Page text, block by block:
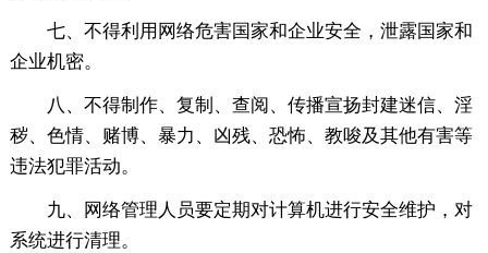
七、不得利用网络危害国家和企业安全，泄露国家和
企业机密。
八、不得制作、复制、查阅、传播宣扬封建迷信、淫
秽、色情、赌博、暴力、凶残、恐怖、教唆及其他有害等
违法犯罪活动。
九、网络管理人员要定期对计算机进行安全维护，对
系统进行清理。